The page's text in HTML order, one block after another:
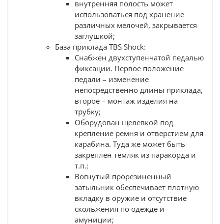
Состав комплекта:
Труба складная для АК;
База приклада TBS Shock
внутренняя полость может
использоваться под хранение
различных мелочей, закрывается
заглушкой;
База приклада TBS Shock:
Снабжен двухступенчатой педалью
фиксации. Первое положение
педали – изменение
непосредственно длины приклада,
второе – монтаж изделия на
трубку;
Оборудован щелевкой под
крепление ремня и отверстием для
карабина. Туда же может быть
закреплен темляк из паракорда и
т.п.;
Вогнутый прорезиненный
затыльник обеспечивает плотную
вкладку в оружие и отсутствие
скольжения по одежде и
амуниции;